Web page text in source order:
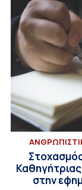
στην